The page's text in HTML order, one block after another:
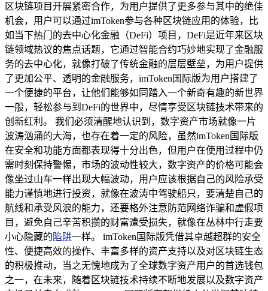
区块链项目开展紧密合作，为用户提供了更多参与其中的绝佳
机会，用户可以通过imToken参与各种区块链应用的体验，比
如当下热门的去中心化金融（DeFi）项目，DeFi是近年来区块
链领域热议的焦点话题，它通过智能合约巧妙地实现了金融服
务的去中心化，就像打破了传统金融的层层壁垒，为用户提供
了更加公平、透明的金融服务，imToken国际版为用户搭建了
一个便捷的平台，让他们能够如同踏入一个新奇有趣的新世界
一般，轻松参与到DeFi的世界中，尽情享受区块链技术带来的
创新红利。 我们必须清醒地认识到，数字资产市场就像一片
波涛汹涌的大海，也存在着一定的风险，虽然imToken国际版
在安全和功能方面都表现得十分出色，但用户在使用过程中仍
需时刻保持警惕，市场的波动性较大，数字资产的价格可能会
像坐过山车一样出现大幅波动，用户应该根据自己的风险承受
能力谨慎地进行投资，就像在波涛中驾驶船只，要清楚自己的
航线和承受风浪的能力，还要格外注意防范网络诈骗和虚假项
目，避免自己辛苦积攒的财富遭受损失，就像在丛林中行走要
小心隐藏的 陷阱一样。 imToken国际版凭借其卓越超群的安全
性、便捷高效的操作、丰富多样的资产支持以及对区块链生态
的积极推动，当之无愧地成为了全球数字资产用户的首选钱包
之一，在未来，随着区块链技术持续不断地发展以及数字资产